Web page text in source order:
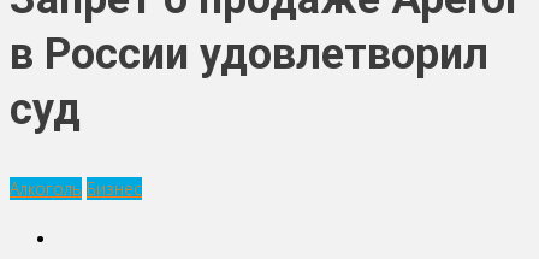
в России удовлетворил
суд
Алкоголь Бизнес